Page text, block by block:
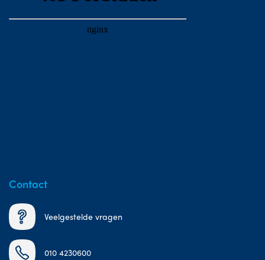
Contact
Veelgestelde vragen
010 4230600